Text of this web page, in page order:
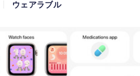
ウェアラブル